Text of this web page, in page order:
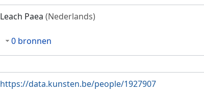
Leach Paea (Nederlands)
0 bronnen
https://data.kunsten.be/people/1927907